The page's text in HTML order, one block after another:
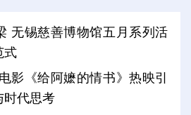
无锡慈善博物馆五月系列活
式
影《给阿嬷的情书》热映引
时代思考